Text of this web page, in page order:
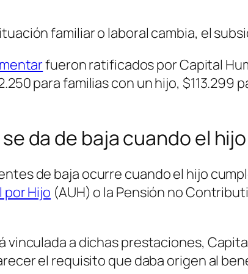
familiar o laboral cambia, el
fueron ratificados por Capital
para familias con un hijo, $113.299
da de baja cuando el
de baja ocurre cuando el hijo
por Hijo (AUH) o la Pensión no
vinculada a dichas prestaciones,
el requisito que daba origen al